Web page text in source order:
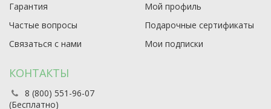
Гарантия
Частые вопросы
Связаться с нами
Мой профиль
Подарочные сертификаты
Мои подписки
КОНТАКТЫ
8 (800) 551-96-07
(Бесплатно)